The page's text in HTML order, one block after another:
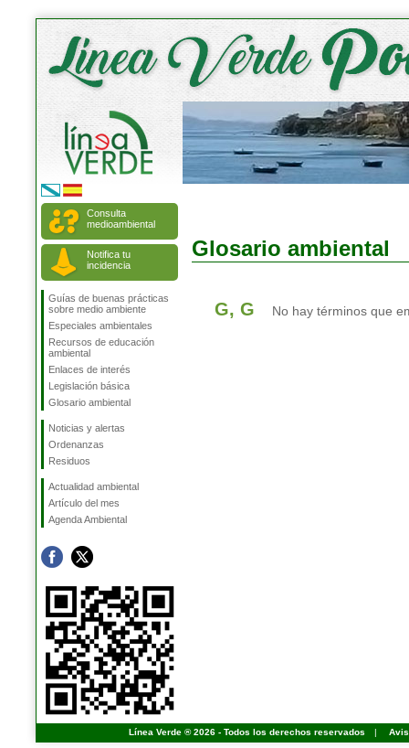
Consulta
medioambiental
Notifica tu
incidencia
Guías de buenas prácticas
sobre medio ambiente
Especiales ambientales
Recursos de educación
ambiental
Enlaces de interés
Legislación básica
Glosario ambiental
Noticias y alertas
Ordenanzas
Residuos
Actualidad ambiental
Artículo del mes
Agenda Ambiental
Glosario ambiental
G, G No hay términos que
Línea Verde ® 2026 - Todos los derechos reservados |